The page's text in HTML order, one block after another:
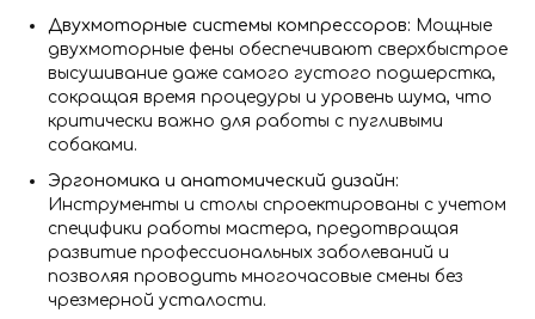
Двухмоторные системы компрессоров: Мощные
двухмоторные фены обеспечивают сверхбыстрое
высушивание даже самого густого подшерстка,
сокращая время процедуры и уровень шума, что
критически важно для работы с пугливыми
собаками.
Эргономика и анатомический дизайн:
Инструменты и столы спроектированы с учетом
специфики работы мастера, предотвращая
развитие профессиональных заболеваний и
позволяя проводить многочасовые смены без
чрезмерной усталости.